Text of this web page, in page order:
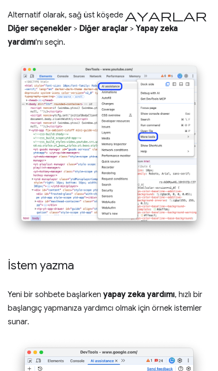
Alternatif olarak, sağ üst köşede Ayarlar
Diğer seçenekler > Diğer araçlar > Yapay zeka
yardımı'nı seçin.
İstem yazma
Yeni bir sohbete başlarken yapay zeka yardımı, hızlı bir
başlangıç yapmanıza yardımcı olmak için örnek istemler
sunar.